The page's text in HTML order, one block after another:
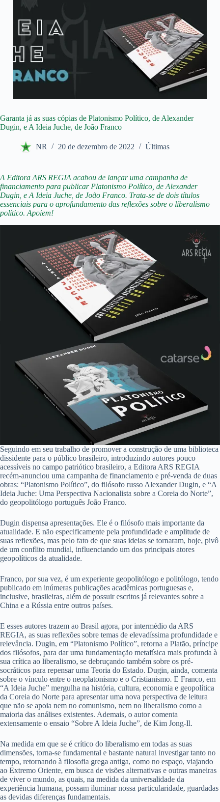
Garanta já as suas cópias de Platonismo Político, de Alexander
Dugin, e A Ideia Juche, de João Franco
NR 20 de dezembro de 2022 Últimas
A Editora ARS REGIA acabou de lançar uma campanha de
financiamento para publicar Platonismo Político, de Alexander
Dugin, e A Ideia Juche, de João Franco. Trata-se de dois títulos
essenciais para o aprofundamento das reflexões sobre o liberalismo
político. Apoiem!
Seguindo em seu trabalho de promover a construção de uma biblioteca
dissidente para o público brasileiro, introduzindo autores pouco
acessíveis no campo patriótico brasileiro, a Editora ARS REGIA
recém-anunciou uma campanha de financiamento e pré-venda de duas
obras: “Platonismo Político”, do filósofo russo Alexander Dugin, e “A
Ideia Juche: Uma Perspectiva Nacionalista sobre a Coreia do Norte”,
do geopolitólogo português João Franco.
Dugin dispensa apresentações. Ele é o filósofo mais importante da
atualidade. E não especificamente pela profundidade e amplitude de
suas reflexões, mas pelo fato de que suas ideias se tornaram, hoje, pivô
de um conflito mundial, influenciando um dos principais atores
geopolíticos da atualidade.
Franco, por sua vez, é um experiente geopolitólogo e politólogo, tendo
publicado em inúmeras publicações acadêmicas portuguesas e,
inclusive, brasileiras, além de possuir escritos já relevantes sobre a
China e a Rússia entre outros países.
E esses autores trazem ao Brasil agora, por intermédio da ARS
REGIA, as suas reflexões sobre temas de elevadíssima profundidade e
relevância. Dugin, em “Platonismo Político”, retorna a Platão, príncipe
dos filósofos, para dar uma fundamentação metafísica mais profunda à
sua crítica ao liberalismo, se debruçando também sobre os pré-
socráticos para repensar uma Teoria do Estado. Dugin, ainda, comenta
sobre o vínculo entre o neoplatonismo e o Cristianismo. E Franco, em
“A Ideia Juche” mergulha na história, cultura, economia e geopolítica
da Coreia do Norte para apresentar uma nova perspectiva de leitura
que não se apoia nem no comunismo, nem no liberalismo como a
maioria das análises existentes. Ademais, o autor comenta
extensamente o ensaio “Sobre A Ideia Juche”, de Kim Jong-Il.
Na medida em que se é crítico do liberalismo em todas as suas
dimensões, torna-se fundamental e bastante natural investigar tanto no
tempo, retornando à filosofia grega antiga, como no espaço, viajando
ao Extremo Oriente, em busca de visões alternativas e outras maneiras
de viver o mundo, as quais, na medida da universalidade da
experiência humana, possam iluminar nossa particularidade, guardadas
as devidas diferenças fundamentais.